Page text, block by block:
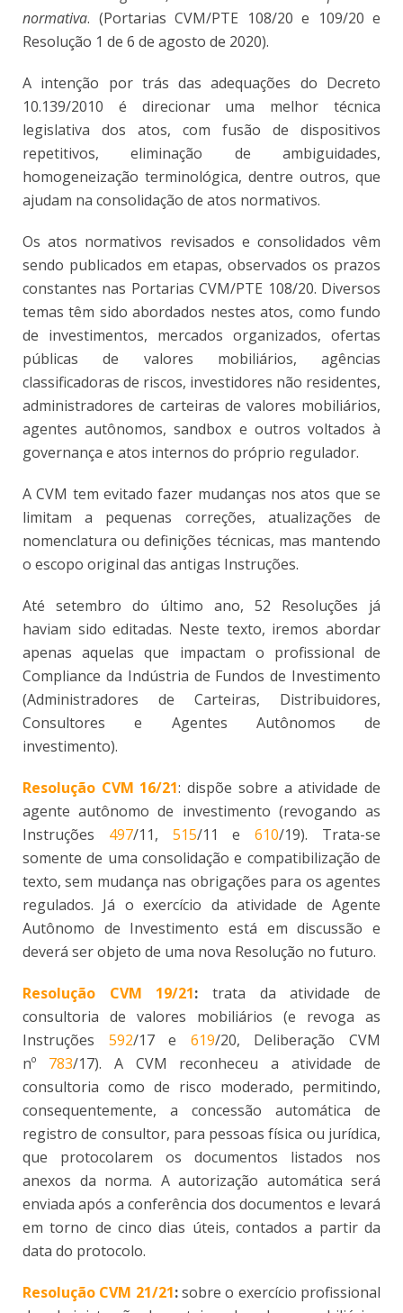
normativa. (Portarias CVM/PTE 108/20 e 109/20 e
Resolução 1 de 6 de agosto de 2020).
A intenção por trás das adequações do Decreto
10.139/2010 é direcionar uma melhor técnica
legislativa dos atos, com fusão de dispositivos
repetitivos, eliminação de ambiguidades,
homogeneização terminológica, dentre outros, que
ajudam na consolidação de atos normativos.
Os atos normativos revisados e consolidados vêm
sendo publicados em etapas, observados os prazos
constantes nas Portarias CVM/PTE 108/20. Diversos
temas têm sido abordados nestes atos, como fundo
de investimentos, mercados organizados, ofertas
públicas de valores mobiliários, agências
classificadoras de riscos, investidores não residentes,
administradores de carteiras de valores mobiliários,
agentes autônomos, sandbox e outros voltados à
governança e atos internos do próprio regulador.
A CVM tem evitado fazer mudanças nos atos que se
limitam a pequenas correções, atualizações de
nomenclatura ou definições técnicas, mas mantendo
o escopo original das antigas Instruções.
Até setembro do último ano, 52 Resoluções já
haviam sido editadas. Neste texto, iremos abordar
apenas aquelas que impactam o profissional de
Compliance da Indústria de Fundos de Investimento
(Administradores de Carteiras, Distribuidores,
Consultores e Agentes Autônomos de
investimento).
Resolução CVM 16/21: dispõe sobre a atividade de
agente autônomo de investimento (revogando as
Instruções 497/11, 515/11 e610/19). Trata-se
somente de uma consolidação e compatibilização de
texto, sem mudança nas obrigações para os agentes
regulados. Já o exercício da atividade de Agente
Autônomo de Investimento está em discussão e
deverá ser objeto de uma nova Resolução no futuro.
Resolução CVM 19/21: trata da atividade de
consultoria de valores mobiliários (e revoga as
Instruções 592/17 e 619/20, Deliberação CVM
nº 783/17). A CVM reconheceu a atividade de
consultoria como de risco moderado, permitindo,
consequentemente, a concessão automática de
registro de consultor, para pessoas física ou jurídica,
que protocolarem os documentos listados nos
anexos da norma. A autorização automática será
enviada após a conferência dos documentos e levará
em torno de cinco dias úteis, contados a partir da
data do protocolo.
Resolução CVM 21/21:sobre o exercício profissional